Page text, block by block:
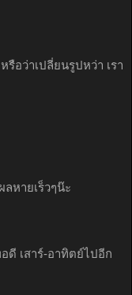
รือว่าเปลี่ยนรูปหว่า เรา
หายเร็วๆน๊ะ
ดี เสาร์-อาทิตย์ไปอีก